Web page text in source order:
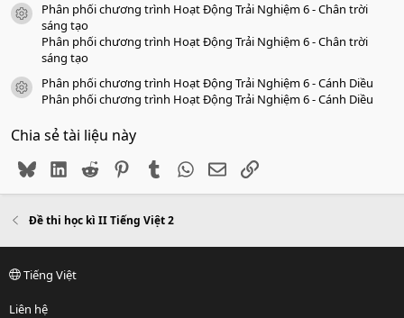
icon tài liệu
Phân phối chương trình Hoạt Động Trải Nghiệm 6 - Chân trời
sáng tạo
Phân phối chương trình Hoạt Động Trải Nghiệm 6 - Chân trời
sáng tạo
icon tài liệu
Phân phối chương trình Hoạt Động Trải Nghiệm 6 - Cánh Diều
Phân phối chương trình Hoạt Động Trải Nghiệm 6 - Cánh Diều
Chia sẻ tài liệu này
BlueskyLinkedIn
Reddit PinterestTumblr WhatsApp
EmailLink
Đề thi học kì II Tiếng Việt 2
Tiếng Việt
Liên hệ